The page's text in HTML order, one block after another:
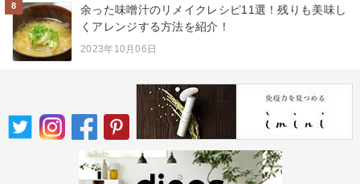
8
余った味噌汁のリメイクレシピ11選！残りも美味し
くアレンジする方法を紹介！
2023年10月06日